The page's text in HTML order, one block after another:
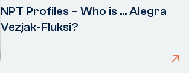
NPT Profiles – Who is ... Alegra
Vezjak-Fluksi?